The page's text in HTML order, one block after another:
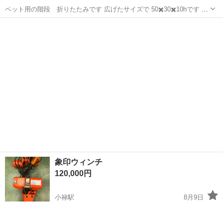
ペット用の階段 折りたたみです 広げたサイズで 50✖️30✖️10hです 1
個800円 4個あります ペット用では使用していませんでした ベッドと
象印ウィンチ
120,000円
小禄駅
8月9日